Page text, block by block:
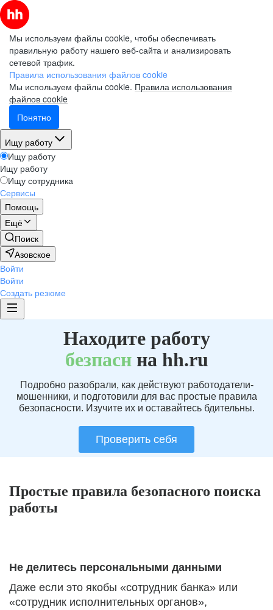
Мы используем файлы cookie, чтобы обеспечивать
правильную работу нашего веб-сайта и анализировать
сетевой трафик.
Правила использования файлов cookie
Мы используем файлы cookie. Правила использования
файлов cookie
Понятно
Ищу работу
Ищу работу
Ищу работу
Ищу сотрудника
Сервисы
Помощь
Ещё
Поиск
Азовское
Войти
Войти
Создать резюме
Находите работу
безпаснна hh.ru
Подробно разобрали, как действуют работодатели-
мошенники, и подготовили для вас простые правила
безопасности. Изучите их и оставайтесь бдительны.
Проверить себя
Простые правила безопасного поиска
работы
Не делитесь персональными данными
Даже если это якобы «сотрудник банка» или
«сотрудник исполнительных органов»,